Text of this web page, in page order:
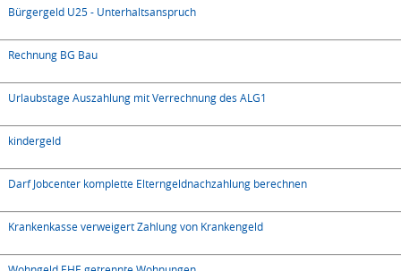
Bürgergeld U25 - Unterhaltsanspruch
Rechnung BG Bau
Urlaubstage Auszahlung mit Verrechnung des ALG1
kindergeld
Darf Jobcenter komplette Elterngeldnachzahlung berechnen
Krankenkasse verweigert Zahlung von Krankengeld